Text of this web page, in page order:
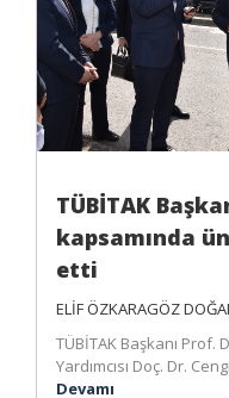
TÜBİTAK
kapsamında
etti
ELİF ÖZKARAGÖZ
TÜBİTAK Başkanı Prof.
Yardımcısı Doç. Dr.
Devamı